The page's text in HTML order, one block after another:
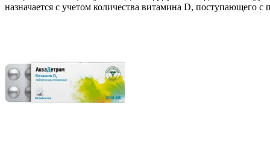
назначается с учетом количества витамина D, поступающего с